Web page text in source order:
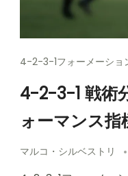
4-2-3-1フォーメーショ
4-2-3-1 戦術
ォーマンス指
マルコ・シルベストリ